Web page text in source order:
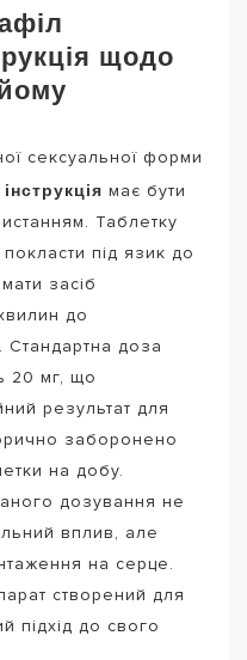
щодо
сексуальної форми
має бути
Таблетку
покласти під язик до
засіб
до
Стандартна доза
20 мг, що
результат для
заборонено
на добу.
дозування не
вплив, але
на серце.
створений для
підхід до свого